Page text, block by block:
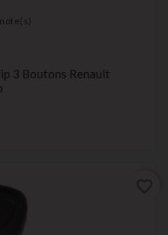
note(s)
3 Boutons Renault